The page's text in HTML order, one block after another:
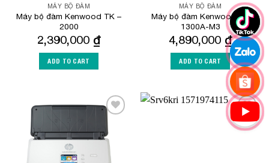
MÁY BỘ ĐÀM
Máy bộ đàm Kenwood TK –
2000
2,390,000 ₫
ADD TO CART
MÁY BỘ ĐÀM
Máy bộ đàm Kenwood NX
1300A-M3
4,890,000 ₫
ADD TO CART
Add to
Wishlist
Add to
Wishlist